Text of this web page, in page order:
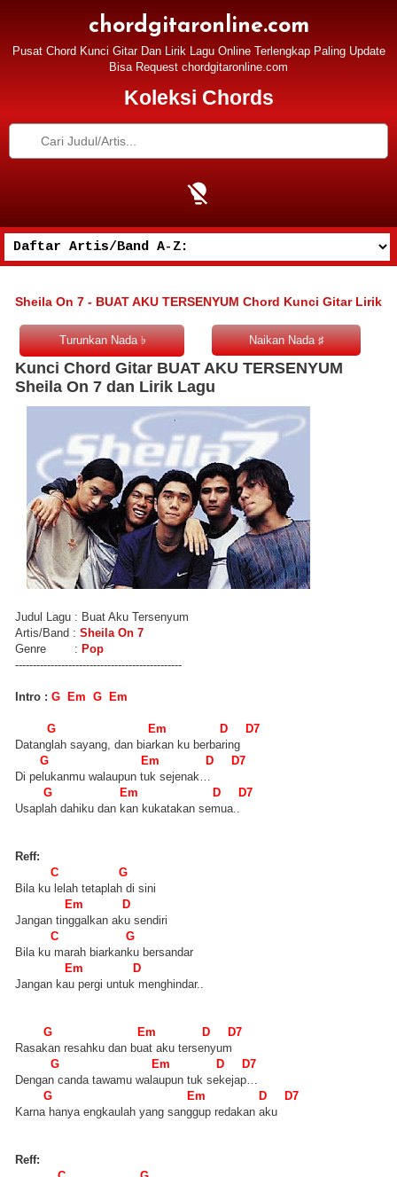
chordgitaronline.com
Pusat Chord Kunci Gitar Dan Lirik Lagu Online Terlengkap Paling Update
Bisa Request chordgitaronline.com
Koleksi Chords
Sheila On 7 - BUAT AKU TERSENYUM Chord Kunci Gitar Lirik
Kunci Chord Gitar BUAT AKU TERSENYUM
Sheila On 7 dan Lirik Lagu
Judul Lagu : Buat Aku Tersenyum
Artis/Band : Sheila On 7
Genre : Pop
-----------------------------------------------
Intro : G Em G Em
G Em D D7
Datanglah sayang, dan biarkan ku berbaring
G Em D D7
Di pelukanmu walaupun tuk sejenak…
G Em D D7
Usaplah dahiku dan kan kukatakan semua..
Reff:
C G
Bila ku lelah tetaplah di sini
Em D
Jangan tinggalkan aku sendiri
C G
Bila ku marah biarkanku bersandar
Em D
Jangan kau pergi untuk menghindar..
G Em D D7
Rasakan resahku dan buat aku tersenyum
G Em D D7
Dengan canda tawamu walaupun tuk sekejap…
G Em D D7
Karna hanya engkaulah yang sanggup redakan aku
Reff: